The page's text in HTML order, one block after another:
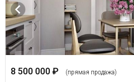
8 500 000 ₽ (прямая продажа)